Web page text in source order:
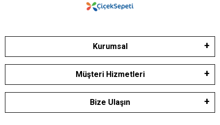
Kurumsal
Müşteri Hizmetleri
Bize Ulaşın